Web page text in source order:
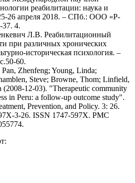
реабилитации: наука и
26 апреля 2018. – СПб.: ООО «Р-
37. 4.
Л.В. Реабилитационный
при различных хронических
историческая психология. –
60.
Zhenfeng; Young, Linda;
Steve; Browne, Thom; Linfield,
(2008-12-03). "Therapeutic community
in Peru: a follow-up outcome study".
Prevention, and Policy. 3: 26.
3-26. ISSN 1747-597X. PMC